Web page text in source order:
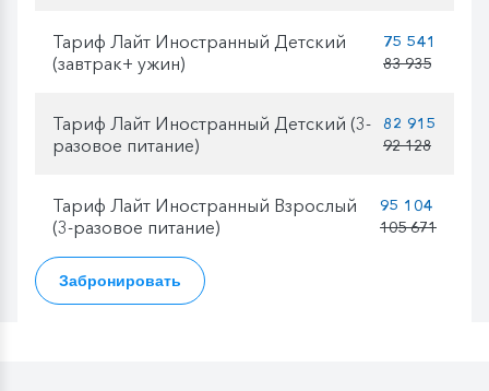
Тариф Лайт Иностранный Детский
(завтрак+ ужин)
75 541
83 935
Тариф Лайт Иностранный Детский (3-
разовое питание)
82 915
92 128
Тариф Лайт Иностранный Взрослый
(3-разовое питание)
95 104
105 671
Забронировать